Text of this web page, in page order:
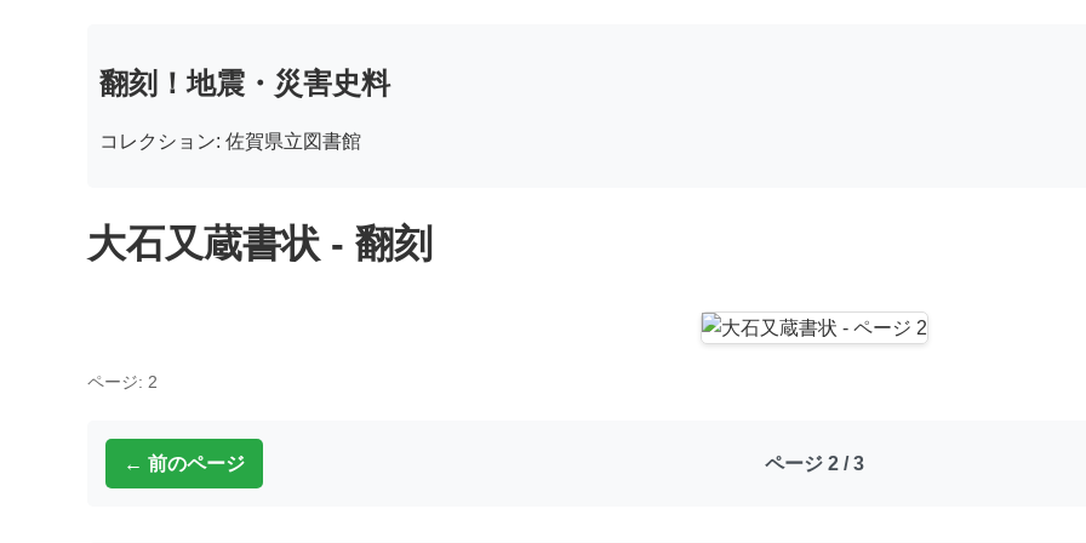
翻刻！地震・災害史料
コレクション: 佐賀県立図書館
大石又蔵書状 - 翻刻
ページ: 2
← 前のページ ページ 2 / 3